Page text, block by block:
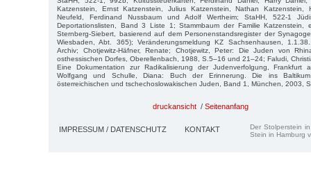
Katzenstein, Ernst Katzenstein, Julius Katzenstein, Nathan Katzenstein,
Neufeld, Ferdinand Nussbaum und Adolf Wertheim; StaHH, 522-1
Deportationslisten, Band 3 Liste 1; Stammbaum der Familie Katzenstein,
Sternberg-Siebert, basierend auf dem Personenstandsregister der
Wiesbaden, Abt. 365); Veränderungsmeldung KZ Sachsenhausen,
Archiv; Chotjewitz-Häfner, Renate; Chotjewitz, Peter: Die Juden von
osthessischen Dorfes, Oberellenbach, 1988, S.5–16 und 21–24; Faludi,
Eine Dokumentation zur Radikalisierung der Judenverfolgung, Frankfurt
Wolfgang und Schulle, Diana: Buch der Erinnerung. Die ins Baltikum
österreichischen und tschechoslowakischen Juden, Band 1, München, 2003,
druckansicht / Seitenanfang
IMPRESSUM / DATENSCHUTZ KONTAKT
Der Stolperstein
Stein in Hamburg